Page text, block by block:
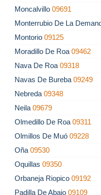
Moncalvillo 09691
Monterrubio De La
Montorio 09125
Moradillo De Roa 09462
Nava De Roa 09318
Navas De Bureba 09249
Nebreda 09348
Neila 09679
Olmedillo De Roa 09311
Olmillos De Muó 09228
Oña 09530
Oquillas 09350
Orbaneja Riopico 09192
Padilla De Abajo 09109